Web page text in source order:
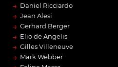
→ Daniel Ricciardo
→ Jean Alesi
→ Gerhard Berger
→ Elio de Angelis
→ Gilles Villeneuve
→ Mark Webber